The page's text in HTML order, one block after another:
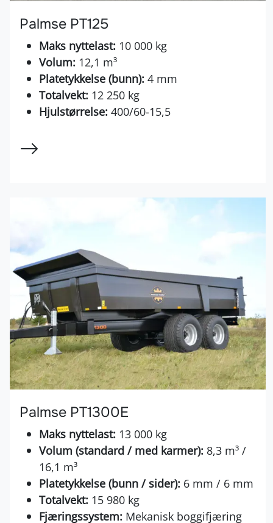
Palmse PT125
Maks nyttelast: 10 000 kg
Volum: 12,1 m³
Platetykkelse (bunn): 4 mm
Totalvekt: 12 250 kg
Hjulstørrelse: 400/60-15,5
Palmse PT1300E
Maks nyttelast: 13 000 kg
Volum (standard / med karmer): 8,3 m³ /
16,1 m³
Platetykkelse (bunn / sider): 6 mm / 6 mm
Totalvekt: 15 980 kg
Fjæringssystem: Mekanisk boggifjæring